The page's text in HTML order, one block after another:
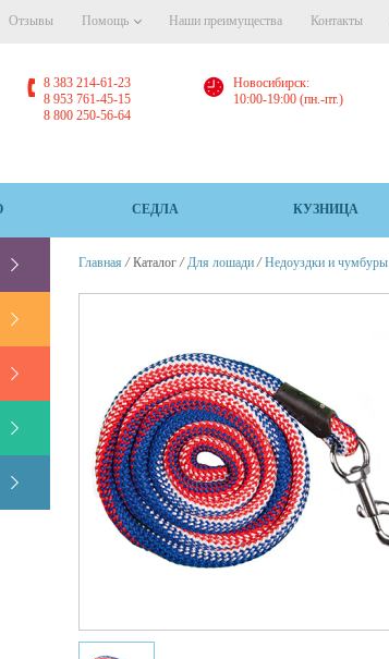
Отзывы Помощь Наши преимущества Контакты
8 383 214-61-23
8 953 761-45-15
8 800 250-56-64
Новосибирск:
10:00-19:00 (пн.-пт.)
СЕДЛА КУЗНИЦА
Главная / Каталог / Для лошади / Недоуздки и чумбуры